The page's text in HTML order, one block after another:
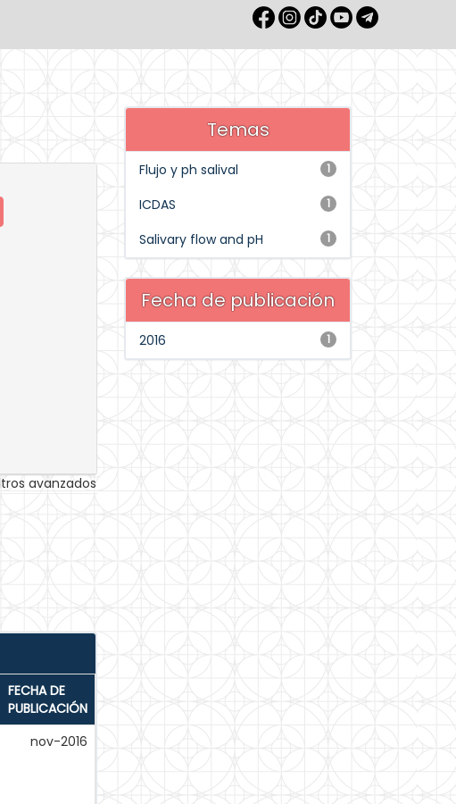
avanzados
FECHA DE
PUBLICACIÓN
nov-2016
Temas
1
Flujo y ph salival
1
ICDAS
1
Salivary flow and pH
Fecha de publicación
1
2016